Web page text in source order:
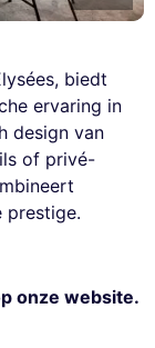
biedt
ervaring in
design van
of privé-
prestige.
onze website.